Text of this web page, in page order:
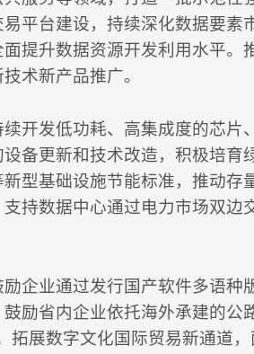
平台建设，持续深化数据要
提升数据资源开发利用水平
术新产品推广。
续开发低功耗、高集成度的芯
备更新和技术改造，积极培
型基础设施节能标准，推动存
持数据中心通过电力市场双
励企业通过发行国产软件多语
励省内企业依托海外承建的
拓展数字文化国际贸易新通道